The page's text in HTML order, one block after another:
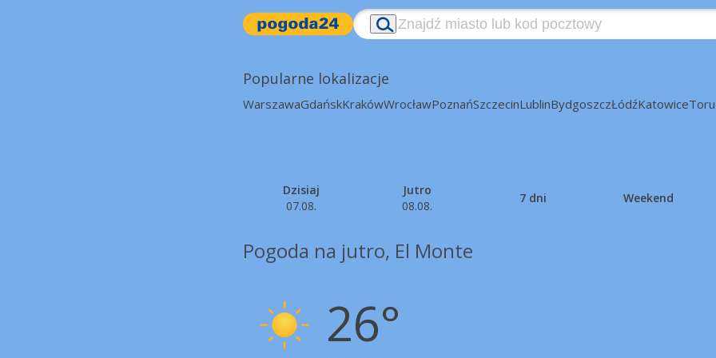
Popularne lokalizacje
WarszawaGdańskKrakówWrocławPoznańSzczecinLublinBydgoszczŁódźKatowice
Dzisiaj
07.08.
Jutro
08.08.
7 dni Weekend
Pogoda na jutro, El Monte
26°